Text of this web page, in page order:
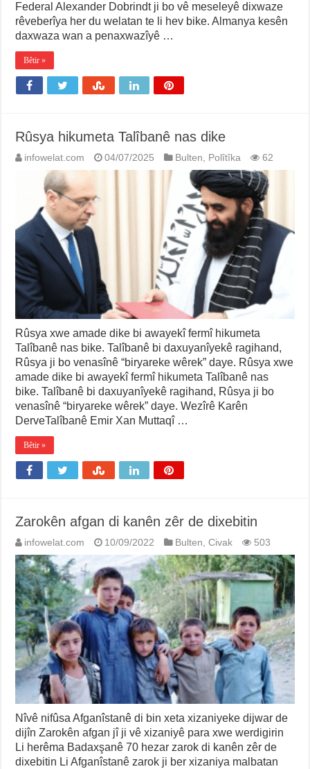
Federal Alexander Dobrindt ji bo vê meseleyê dixwaze
rêveberîya her du welatan te li hev bike. Almanya kesên
daxwaza wan a penaxwazîyê …
Bêtir »
Rûsya hikumeta Talîbanê nas dike
infowelat.com 04/07/2025 Bulten, Polîtîka 62
Rûsya xwe amade dike bi awayekî fermî hikumeta
Talîbanê nas bike. Talîbanê bi daxuyanîyekê ragihand,
Rûsya ji bo venasînê “biryareke wêrek” daye. Rûsya xwe
amade dike bi awayekî fermî hikumeta Talîbanê nas
bike. Talîbanê bi daxuyanîyekê ragihand, Rûsya ji bo
venasînê “biryareke wêrek” daye. Wezîrê Karên
DerveTalîbanê Emir Xan Muttaqî …
Bêtir »
Zarokên afgan di kanên zêr de dixebitin
infowelat.com 10/09/2022 Bulten ,Civak 503
Nîvê nifûsa Afganîstanê di bin xeta xizaniyeke dijwar de
dijîn Zarokên afgan jî ji vê xizaniyê para xwe werdigirin
Li herêma Badaxşanê 70 hezar zarok di kanên zêr de
dixebitin Li Afganîstanê zarok ji ber xizaniya malbatan